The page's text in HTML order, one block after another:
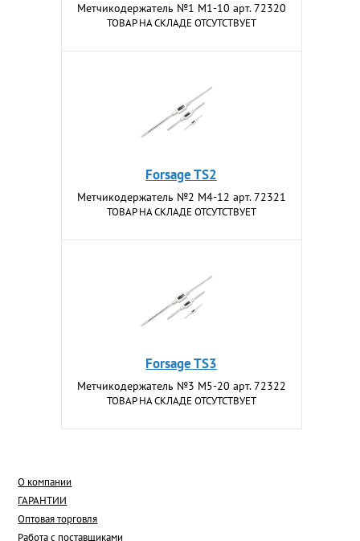
Метчикодержатель №1 M1-10 арт. 72320
ТОВАР НА СКЛАДЕ ОТСУТСТВУЕТ
Forsage TS2
Метчикодержатель №2 M4-12 арт. 72321
ТОВАР НА СКЛАДЕ ОТСУТСТВУЕТ
Forsage TS3
Метчикодержатель №3 M5-20 арт. 72322
ТОВАР НА СКЛАДЕ ОТСУТСТВУЕТ
О компании
ГАРАНТИИ
Оптовая торговля
Работа с поставщиками